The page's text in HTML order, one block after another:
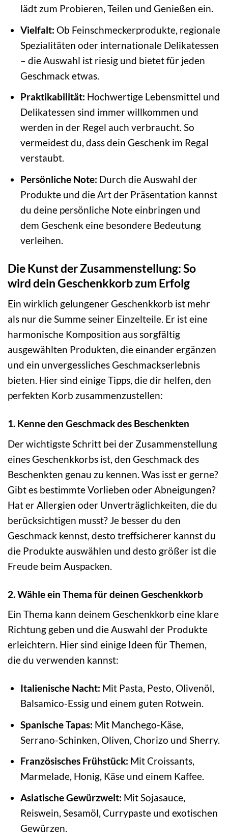
lädt zum Probieren, Teilen und Genießen ein.
Vielfalt: Ob Feinschmeckerprodukte, regionale
Spezialitäten oder internationale Delikatessen
– die Auswahl ist riesig und bietet für jeden
Geschmack etwas.
Praktikabilität: Hochwertige Lebensmittel und
Delikatessen sind immer willkommen und
werden in der Regel auch verbraucht. So
vermeidest du, dass dein Geschenk im Regal
verstaubt.
Persönliche Note: Durch die Auswahl der
Produkte und die Art der Präsentation kannst
du deine persönliche Note einbringen und
dem Geschenk eine besondere Bedeutung
verleihen.
Die Kunst der Zusammenstellung: So
wird dein Geschenkkorb zum Erfolg
Ein wirklich gelungener Geschenkkorb ist mehr
als nur die Summe seiner Einzelteile. Er ist eine
harmonische Komposition aus sorgfältig
ausgewählten Produkten, die einander ergänzen
und ein unvergessliches Geschmackserlebnis
bieten. Hier sind einige Tipps, die dir helfen, den
perfekten Korb zusammenzustellen:
1. Kenne den Geschmack des Beschenkten
Der wichtigste Schritt bei der Zusammenstellung
eines Geschenkkorbs ist, den Geschmack des
Beschenkten genau zu kennen. Was isst er gerne?
Gibt es bestimmte Vorlieben oder Abneigungen?
Hat er Allergien oder Unverträglichkeiten, die du
berücksichtigen musst? Je besser du den
Geschmack kennst, desto treffsicherer kannst du
die Produkte auswählen und desto größer ist die
Freude beim Auspacken.
2. Wähle ein Thema für deinen Geschenkkorb
Ein Thema kann deinem Geschenkkorb eine klare
Richtung geben und die Auswahl der Produkte
erleichtern. Hier sind einige Ideen für Themen,
die du verwenden kannst:
Italienische Nacht: Mit Pasta, Pesto, Olivenöl,
Balsamico-Essig und einem guten Rotwein.
Spanische Tapas: Mit Manchego-Käse,
Serrano-Schinken, Oliven, Chorizo und Sherry.
Französisches Frühstück: Mit Croissants,
Marmelade, Honig, Käse und einem Kaffee.
Asiatische Gewürzwelt: Mit Sojasauce,
Reiswein, Sesamöl, Currypaste und exotischen
Gewürzen.